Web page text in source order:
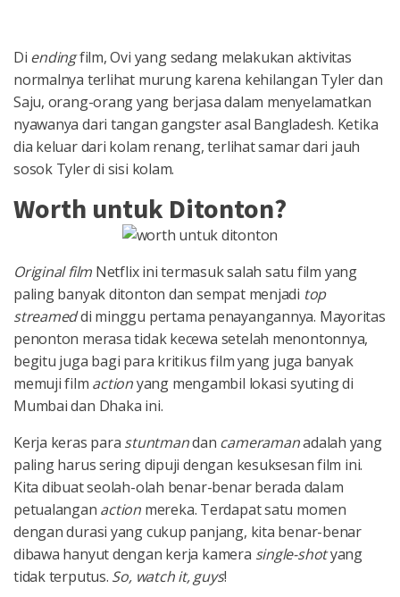
Di endingfilm, Ovi yang sedang melakukan aktivitas
normalnya terlihat murung karena kehilangan Tyler dan
Saju, orang-orang yang berjasa dalam menyelamatkan
nyawanya dari tangan gangster asal Bangladesh. Ketika
dia keluar dari kolam renang, terlihat samar dari jauh
sosok Tyler di sisi kolam.
Worth untuk Ditonton?
Original film Netflix ini termasuk salah satu film yang
paling banyak ditonton dan sempat menjadi top
streameddi minggu pertama penayangannya. Mayoritas
penonton merasa tidak kecewa setelah menontonnya,
begitu juga bagi para kritikus film yang juga banyak
memuji film actionyang mengambil lokasi syuting di
Mumbai dan Dhaka ini.
Kerja keras para stuntmandan cameramanadalah yang
paling harus sering dipuji dengan kesuksesan film ini.
Kita dibuat seolah-olah benar-benar berada dalam
petualangan action mereka. Terdapat satu momen
dengan durasi yang cukup panjang, kita benar-benar
dibawa hanyut dengan kerja kamera single-shotyang
tidak terputus. So, watch it, guys!